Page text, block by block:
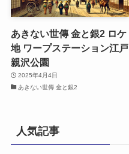
あきない世傳 金と銀2 ロケ
地 ワープステーション江戸
親沢公園
2025年4月4日
あきない世傳 金と銀2
人気記事